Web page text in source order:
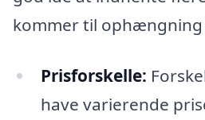
kommer til ophængning
Prisforskelle:
have varierende